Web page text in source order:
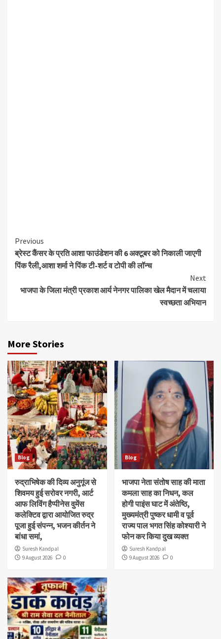
Continue
Reading
Previous
ब्रेस्ट कैंसर के प्रति आशा फाउंडेशन की 6 अक्टूबर को निकाली जाएगी
पिंक रैली,आशा शर्मा ने पिंक टी-शर्ट व टोपी की लॉन्च
Next
भाजपा के जिला मंत्री प्रकाश आर्य नेनगर पालिका खेल मैदान में चलाया
स्वच्छता अभियान
More Stories
Blog
रुद्राभिषेक की दिव्य अनुगूंज से
शिवमय हुई सरोवर नगरी, आर्ट
आफ लिविंग हैप्पीनेस वुमेंस
कलेक्टिव द्वारा आयोजित रुद्र
पूजा हुई संपन्न, भजन कीर्तन ने
बांधा समां,
Suresh Kandpal
9 August 2026
0
Blog
भाजपा नेता संतोष साह की माता
कमला साह का निधन, कल
होगी पाइंस घाट में अंतेष्ठि,
मुख्यमंत्री पुष्कर धामी व पूर्व
राज्य पाल भगत सिंह कोश्यारी ने
फोन कर किया दुख व्यक्त
Suresh Kandpal
9 August 2026
0